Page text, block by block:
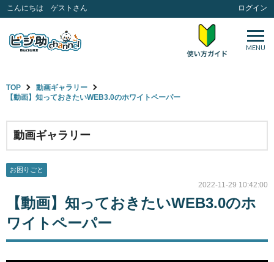
こんにちは ゲストさん ログイン
MENU
TOP
動画ギャラリー
【動画】知っておきたいWEB3.0のホワイトペーパー
動画ギャラリー
お困りごと
2022-11-29 10:42:00
【動画】知っておきたいWEB3.0のホ
ワイトペーパー